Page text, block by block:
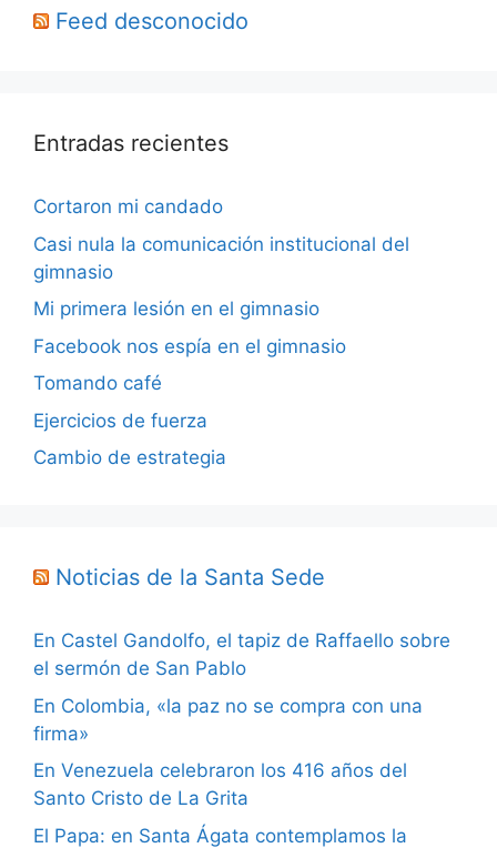
Feed desconocido
Entradas recientes
Cortaron mi candado
Casi nula la comunicación institucional del
gimnasio
Mi primera lesión en el gimnasio
Facebook nos espía en el gimnasio
Tomando café
Ejercicios de fuerza
Cambio de estrategia
Noticias de la Santa Sede
En Castel Gandolfo, el tapiz de Raffaello sobre
el sermón de San Pablo
En Colombia, «la paz no se compra con una
firma»
En Venezuela celebraron los 416 años del
Santo Cristo de La Grita
El Papa: en Santa Ágata contemplamos la